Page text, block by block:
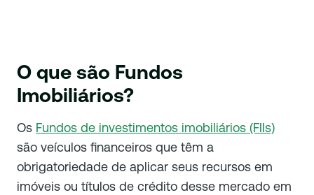
O que são Fundos
Imobiliários?
Os Fundos de investimentos imobiliários (FIIs)
são veículos financeiros que têm a
obrigatoriedade de aplicar seus recursos em
imóveis ou títulos de crédito desse mercado em